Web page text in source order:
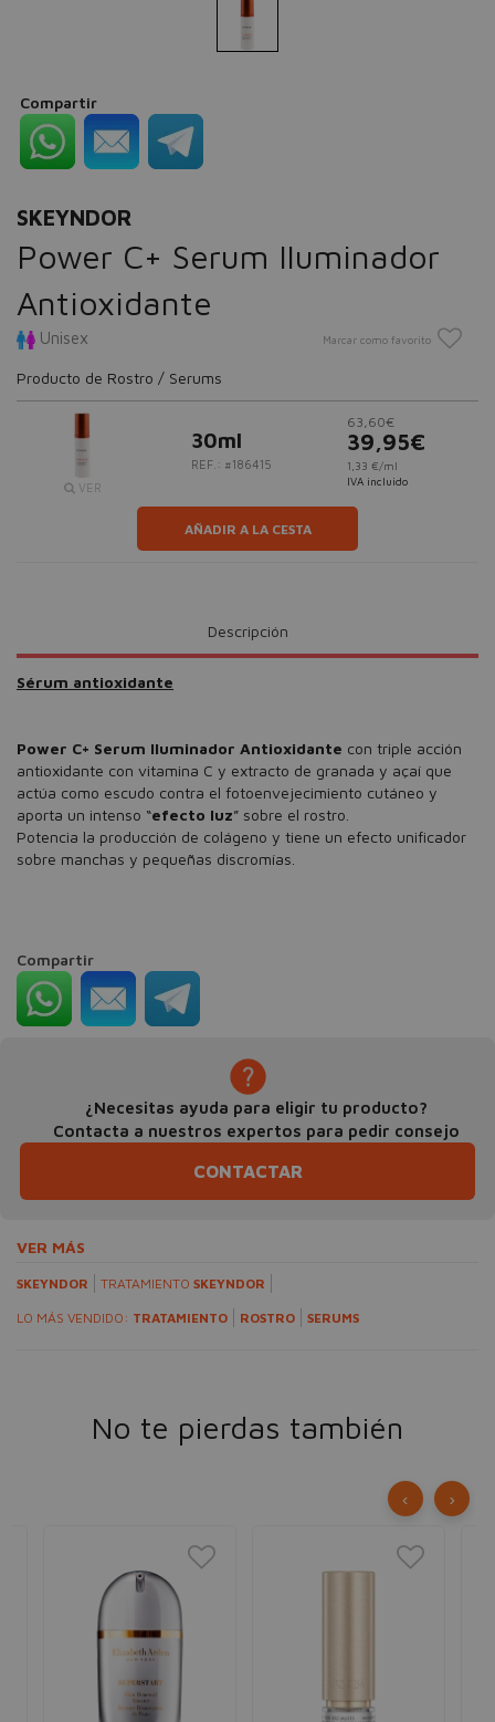
Compartir
SKEYNDOR
Power C+ Serum Iluminador
Antioxidante
Unisex Marcar como favorito
Producto de Rostro / Serums
VER
30ml
REF.: #186415
63,60€
39,95€
1,33 €/ml
IVA incluido
AÑADIR A LA CESTA
Descripción
Sérum antioxidante
Power C+ Serum Iluminador Antioxidante con triple acción
antioxidante con vitamina C y extracto de granada y açaí que
actúa como escudo contra el fotoenvejecimiento cutáneo y
aporta un intenso “efecto luz” sobre el rostro.
Potencia la producción de colágeno y tiene un efecto unificador
sobre manchas y pequeñas discromías.
Compartir
¿Necesitas ayuda para eligir tu producto?
Contacta a nuestros expertos para pedir consejo
CONTACTAR
VER MÁS
SKEYNDOR TRATAMIENTO SKEYNDOR
LO MÁS VENDIDO: TRATAMIENTO ROSTRO SERUMS
No te pierdas también
‹ ›